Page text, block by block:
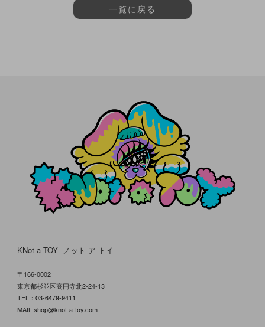
一覧に戻る
KNot a TOY -ノット ア トイ-
〒166-0002
東京都杉並区高円寺北2-24-13
TEL： 03-6479-9411
MAIL:shop@knot-a-toy.com